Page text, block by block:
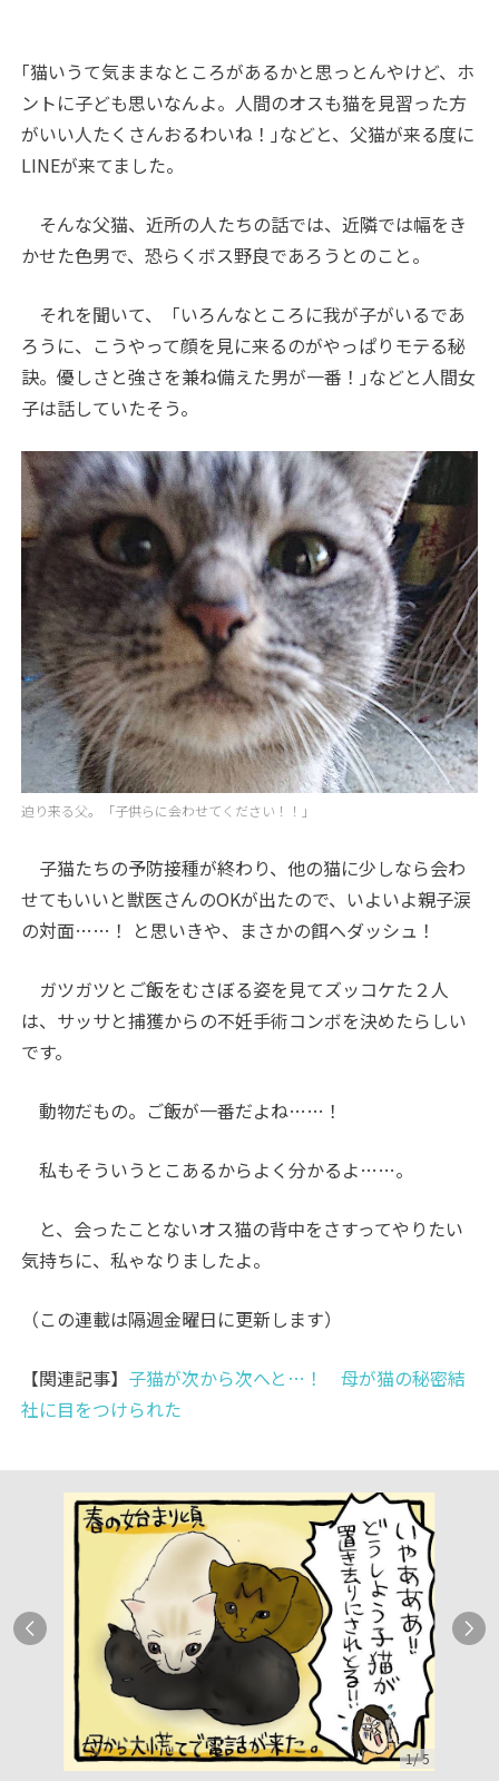
｢猫いうて気ままなところがあるかと思っとんやけど、ホ
ントに子ども思いなんよ。人間のオスも猫を見習った方
がいい人たくさんおるわいね！｣などと、父猫が来る度に
LINEが来てました。
そんな父猫、近所の人たちの話では、近隣では幅をき
かせた色男で、恐らくボス野良であろうとのこと。
それを聞いて、「いろんなところに我が子がいるであ
ろうに、こうやって顔を見に来るのがやっぱりモテる秘
訣。優しさと強さを兼ね備えた男が一番！｣などと人間女
子は話していたそう。
迫り来る父。「子供らに会わせてください！！」
子猫たちの予防接種が終わり、他の猫に少しなら会わ
せてもいいと獣医さんのOKが出たので、いよいよ親子涙
の対面……！ と思いきや、まさかの餌へダッシュ！
ガツガツとご飯をむさぼる姿を見てズッコケた２人
は、サッサと捕獲からの不妊手術コンボを決めたらしい
です。
動物だもの。ご飯が一番だよね……！
私もそういうとこあるからよく分かるよ……。
と、会ったことないオス猫の背中をさすってやりたい
気持ちに、私ゃなりましたよ。
（この連載は隔週金曜日に更新します）
【関連記事】 子猫が次から次へと…！ 母が猫の秘密結
社に目をつけられた
1/5